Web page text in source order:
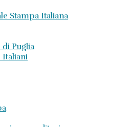
Stampa Italiana
Puglia
Italiani